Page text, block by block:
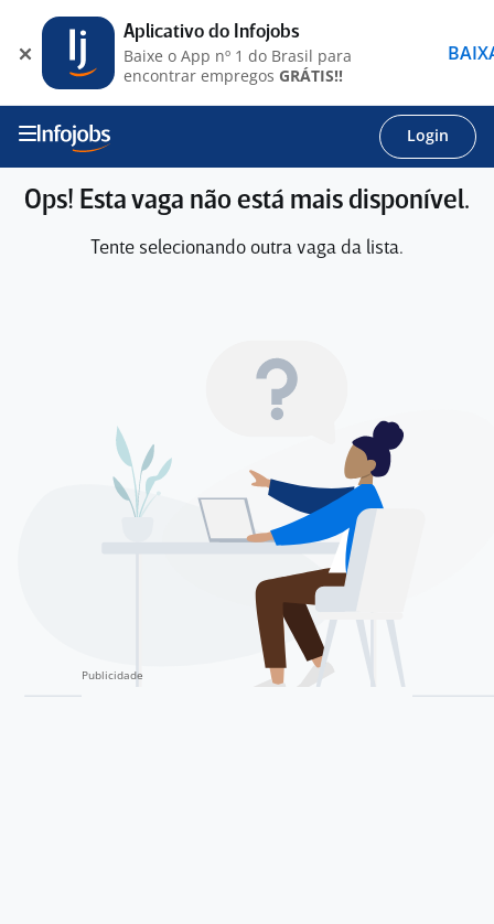
Login
Ops! Esta vaga não está mais disponível.
Tente selecionando outra vaga da lista.
Aplicativo do Infojobs
Baixe o App nº 1 do Brasil para
encontrar empregos GRÁTIS!!